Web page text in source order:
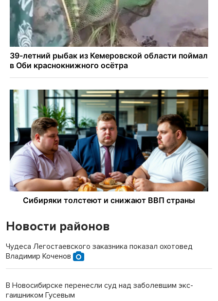
Новости районов
Чудеса Легостаевского заказника показал охотовед
Владимир Коченов
В Новосибирске перенесли суд над заболевшим экс-
гаишником Гусевым